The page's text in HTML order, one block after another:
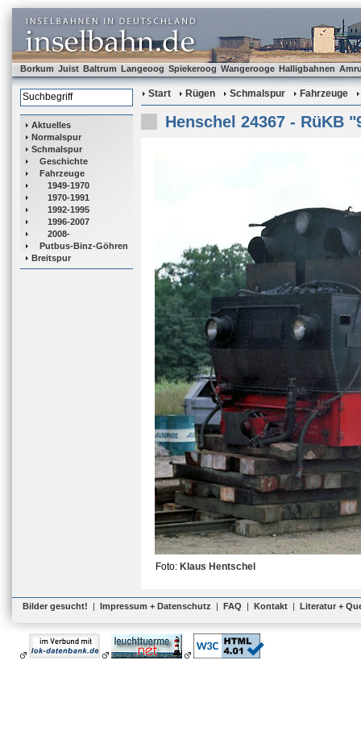
Borkum Juist Baltrum Langeoog Spiekeroog Wangerooge Halligbahnen
Aktuelles
Normalspur
Schmalspur
Geschichte
Fahrzeuge
1949-1970
1970-1991
1992-1995
1996-2007
2008-
Putbus-Binz-Göhren
Breitspur
Start Rügen Schmalspur Fahrzeuge
Henschel 24367 - RüKB
Foto: Klaus Hentschel
Bilder gesucht! | Impressum + Datenschutz | FAQ | Kontakt | Literatur +